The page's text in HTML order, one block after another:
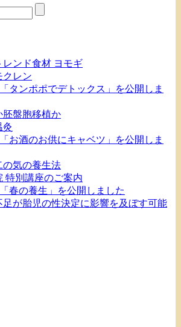
レンド食材 ヨモギ
クレン
「タンポポでデトックス」を公開しま
胚盤胞移植か
灸
「お酒のお供にキャベツ」を公開しま
の気の養生法
特別講座のご案内
「春の養生」を公開しました
足が胎児の性決定に影響を及ぼす可能